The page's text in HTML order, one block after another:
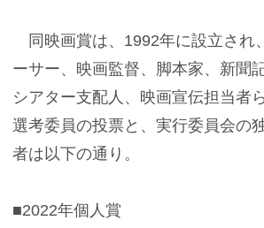
同映画賞は、1992年に設立され
ーサー、映画監督、脚本家、新聞
シアター支配人、映画宣伝担当者
選考委員の投票と、実行委員会の
者は以下の通り。
■2022年個人賞